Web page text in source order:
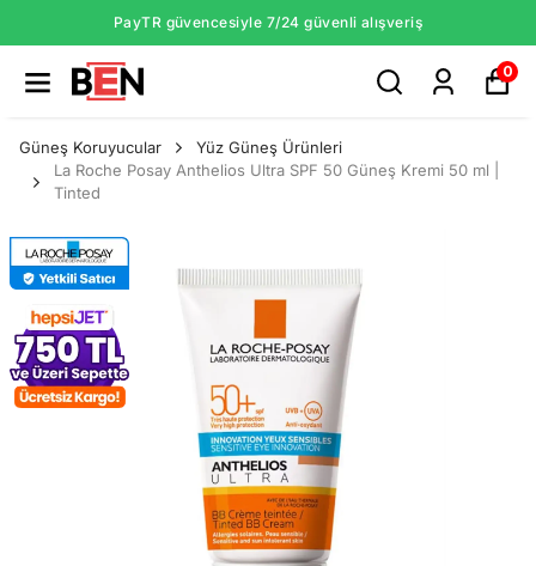
PayTR güvencesiyle 7/24 güvenli alışveriş
0
Güneş Koruyucular
Yüz Güneş Ürünleri
La Roche Posay Anthelios Ultra SPF 50 Güneş Kremi 50 ml |
Tinted